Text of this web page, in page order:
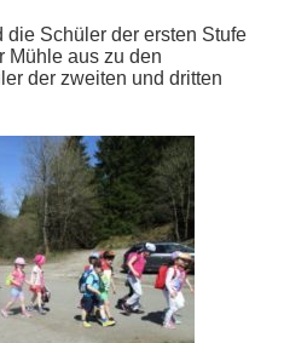
Schüler der ersten Stufe
Mühle aus zu den
der zweiten und dritten